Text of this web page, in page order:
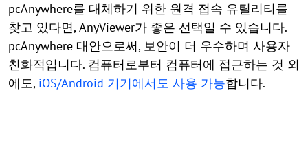
pcAnywhere를 대체하기 위한 원격 접속 유틸리티를
찾고 있다면, AnyViewer가 좋은 선택일 수 있습니다.
pcAnywhere 대안으로써, 보안이 더 우수하며 사용자
친화적입니다. 컴퓨터로부터 컴퓨터에 접근하는 것 외
에도, iOS/Android 기기에서도 사용 가능합니다.